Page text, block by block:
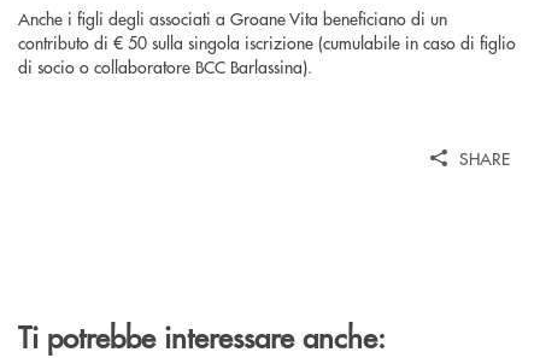
Anche i figli degli associati a Groane Vita beneficiano di un
contributo di € 50 sulla singola iscrizione (cumulabile in caso di figlio
di socio o collaboratore BCC Barlassina).
SHARE
Ti potrebbe interessare anche: